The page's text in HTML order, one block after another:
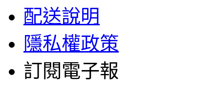
配送說明
隱私權政策
訂閱電子報